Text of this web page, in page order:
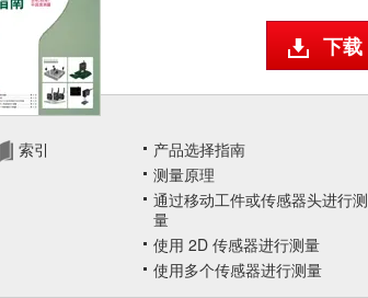
下载
索引
产品选择指南
测量原理
通过移动工件或传感器头进行测
量
使用 2D 传感器进行测量
使用多个传感器进行测量